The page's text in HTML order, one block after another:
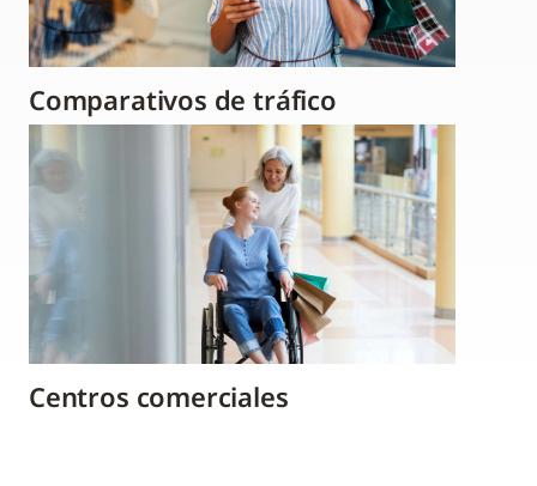
Comparativos de tráfico
Centros comerciales